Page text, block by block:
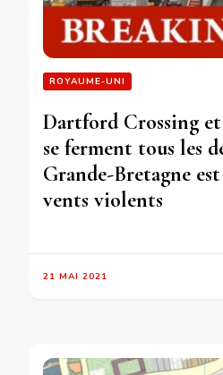
ROYAUME-UNI
Dartford Crossing
se ferment tous les
Grande-Bretagne
vents violents
21 MAI 2021